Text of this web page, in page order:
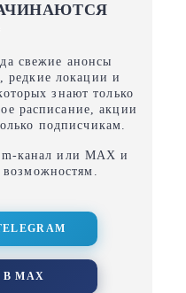
свежие анонсы
редкие локации и
знают только
расписание, акции
подписчикам.
или MAX и
возможностям.
MAX